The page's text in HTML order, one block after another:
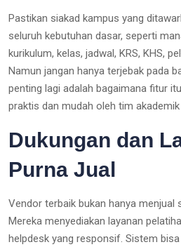
Pastikan siakad kampus yang
seluruh kebutuhan dasar, seperti
kurikulum, kelas, jadwal, KRS, KHS,
Namun jangan hanya terjebak pada
penting lagi adalah bagaimana fitur
praktis dan mudah oleh tim
Dukungan dan
Purna Jual
Vendor terbaik bukan hanya menjual
Mereka menyediakan layanan
helpdesk yang responsif. Sistem